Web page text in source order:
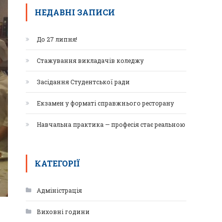
НЕДАВНІ ЗАПИСИ
До 27 липня!
Стажування викладачів коледжу
Засідання Студентської ради
Екзамен у форматі справжнього ресторану
Навчальна практика — професія стає реальною
КАТЕГОРІЇ
Адміністрація
Виховні години